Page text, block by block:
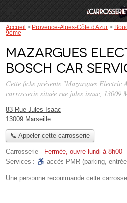
Accueil > Provence-Alpes-Côte d'Azur >
9ème
Mazargues
Bosch Car
Cette fiche présente "Mazargues Electric
carrosserie située rue jules isaac, 13009
83 Rue Jules Isaac
13009 Marseille
📞 Appeler cette carrosserie
Carrosserie - Fermée, ouvre lundi à 8h00
Services :
accès PMR (parking,
Une personne recommande cette